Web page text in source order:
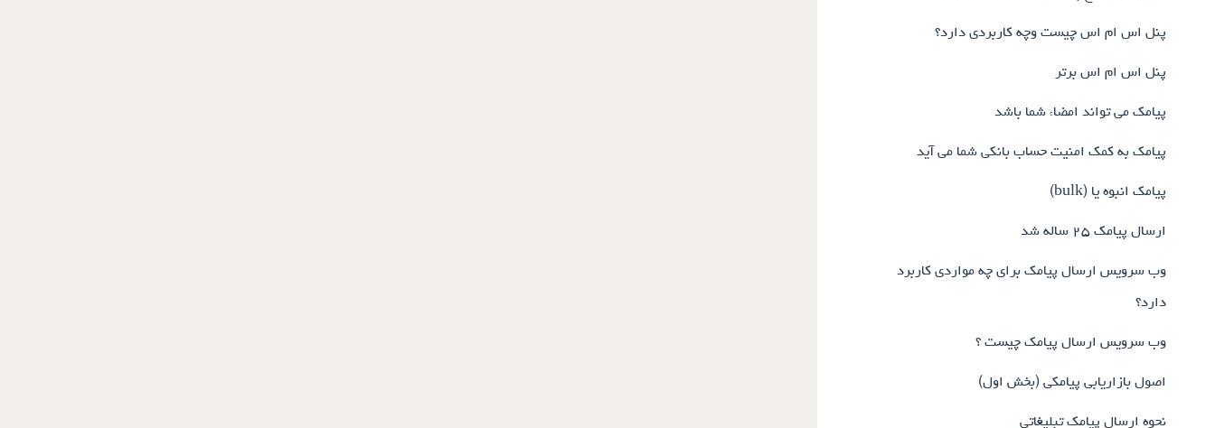
پنل اس ام اس چیست وچه کاربردی دارد؟
پنل اس ام اس برتر
پیامک می تواند امضاء شما باشد
پیامک به کمک امنیت حساب بانکی شما می آید
پیامک انبوه یا (bulk)
ارسال پیامک ۲۵ ساله شد
وب سرویس ارسال پیامک برای چه مواردی کاربرد
دارد؟
وب سرویس ارسال پیامک چیست ؟
اصول بازاریابی پیامکی (بخش اول)
نحوه ارسال پیامک تبلیغاتی